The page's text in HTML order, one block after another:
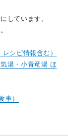
しています。
シピ情報含む）
湯・小青竜湯 ほ
事）